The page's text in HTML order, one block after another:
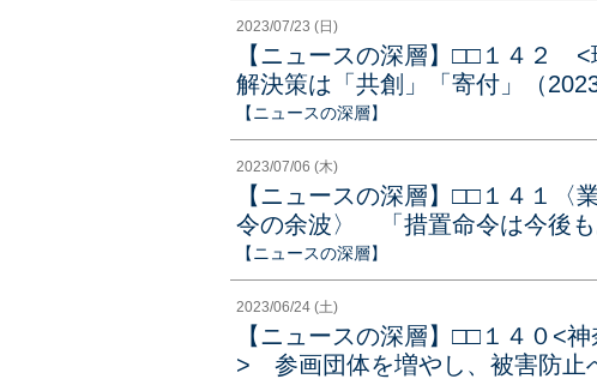
2023/07/23 (日)
【ニュースの深層】□□１４２
解決策は「共創」「寄付」（
【ニュースの深層】
2023/07/06 (木)
【ニュースの深層】□□１４１〈
令の余波〉 「措置命令は今後も
【ニュースの深層】
2023/06/24 (土)
【ニュースの深層】□□１４０<
> 参画団体を増やし、被害防止